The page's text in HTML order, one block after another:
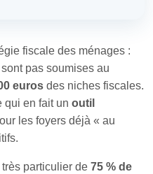
fiscale des ménages :
pas soumises au
euros des niches fiscales.
qui en fait un outil
les foyers déjà « au
particulier de 75 % de